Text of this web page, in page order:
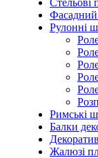
Стельові
Фасадний
Рулонні
Римські
Балки
Жалюзі